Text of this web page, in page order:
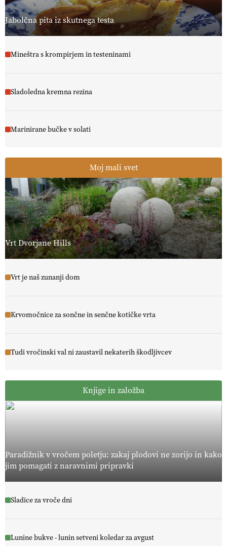
Jabolčna pita iz skutnega testa
Mineštra s krompirjem in testeninami
Sladoledna kremna rezina
Marinirane bučke v solati
Moj mali svet
Vrt Dvorjane Hills
Vrt je naš zunanji dom
Krvomočnice za sončne in senčne kotičke vrta
Tudi vročinski val ni zaustavil nekaterih škodljivcev
Knjige in založba
Paradižnik v vročem poletju: zakaj plodovi ne zorijo in kako
jim pomagati z naravnimi pripravki
Sladice za vroče dni
Lunine bukve - lunin setveni koledar za avgust